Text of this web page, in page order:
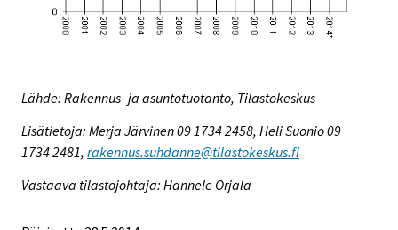
Lähde: Rakennus- ja asuntotuotanto, Tilastokeskus
Lisätietoja: Merja Järvinen 09 1734 2458, Heli Suonio 09
1734 2481, rakennus.suhdanne@tilastokeskus.fi
Vastaava tilastojohtaja: Hannele Orjala